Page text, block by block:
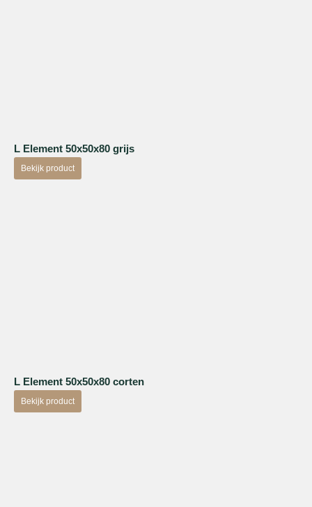
L Element 50x50x80 grijs
Bekijk product
L Element 50x50x80 corten
Bekijk product